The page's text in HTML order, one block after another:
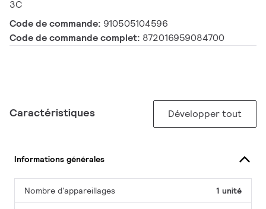
3C
Code de commande: 910505104596
Code de commande complet: 872016959084700
Caractéristiques Développer tout
Informations générales
Nombre d'appareillages 1 unité